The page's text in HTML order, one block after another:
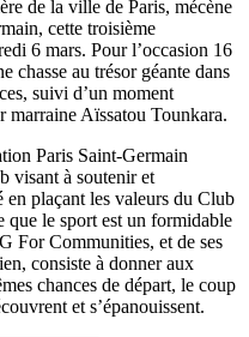
de la ville de Paris, mécène
cette troisième
6 mars. Pour l’occasion 16
chasse au trésor géante dans
suivi d’un moment
marraine Aïssatou Tounkara.
Paris Saint-Germain
visant à soutenir et
en plaçant les valeurs du Club
que le sport est un formidable
For Communities, et de ses
consiste à donner aux
chances de départ, le coup
et s’épanouissent.